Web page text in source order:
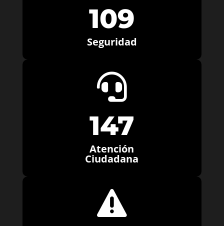
109
Seguridad

147
Atención
Ciudadana
